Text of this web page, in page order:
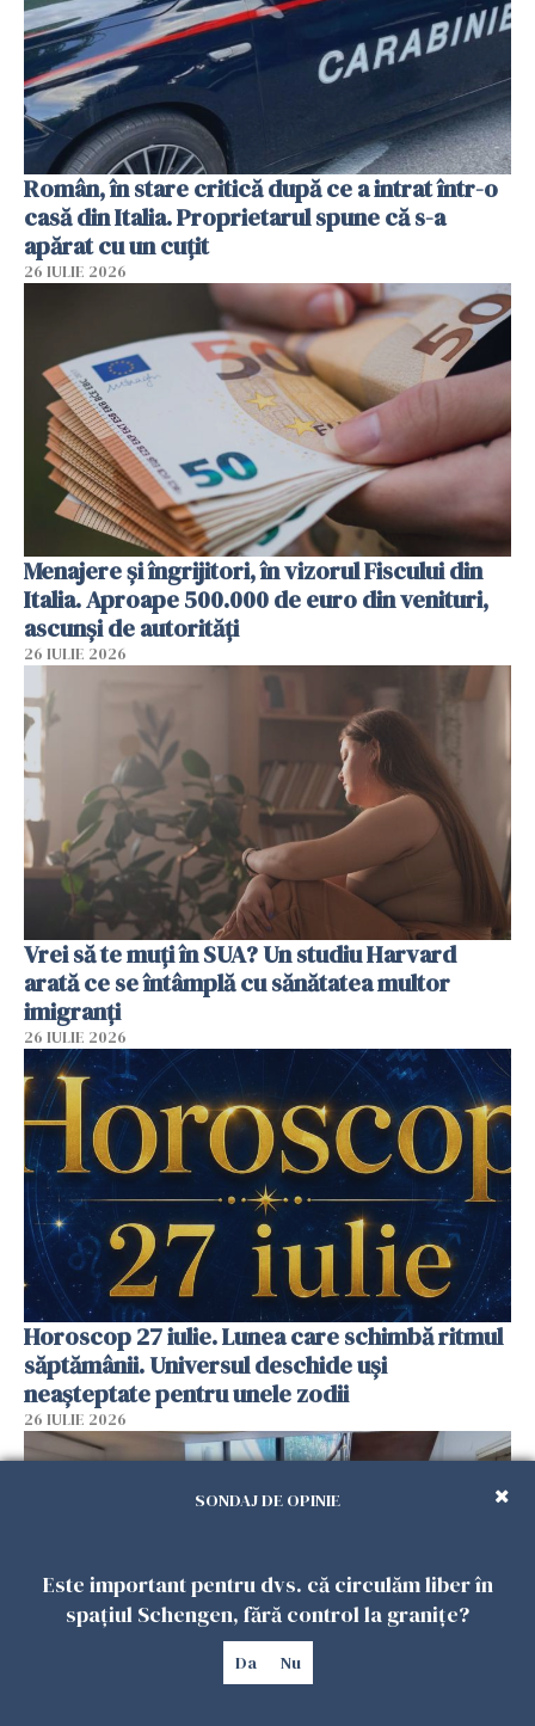
Român, în stare critică după ce a intrat într-o
casă din Italia. Proprietarul spune că s-a
apărat cu un cuțit
26 IULIE 2026
Menajere și îngrijitori, în vizorul Fiscului din
Italia. Aproape 500.000 de euro din venituri,
ascunși de autorități
26 IULIE 2026
Vrei să te muți în SUA? Un studiu Harvard
arată ce se întâmplă cu sănătatea multor
imigranți
26 IULIE 2026
Horoscop 27 iulie. Lunea care schimbă ritmul
săptămânii. Universul deschide uși
neașteptate pentru unele zodii
26 IULIE 2026
SONDAJ DE OPINIE
Este important pentru dvs. că circulăm liber în
spațiul Schengen, fără control la granițe?
Da Nu